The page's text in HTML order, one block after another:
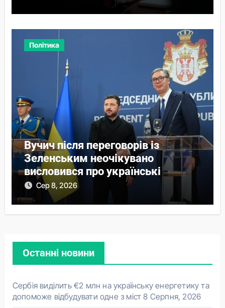
Політика
Вучич після переговорів із
Зеленським неочікувано
висловився про українські
території
Сер 8, 2026
Останні новини
Сербія виділить €2 млн на українську енергетику та
допоможе відбудувати одне з міст 8 Серпня, 2026